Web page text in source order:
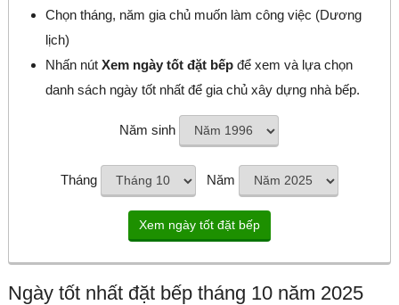
Chọn tháng, năm gia chủ muốn làm công việc (Dương
lịch)
Nhấn nútXem ngày tốt đặt bếp để xem và lựa chọn
danh sách ngày tốt nhất để gia chủ xây dựng nhà bếp.
Năm sinh
Tháng Năm
Ngày tốt nhất đặt bếp tháng 10 năm 2025